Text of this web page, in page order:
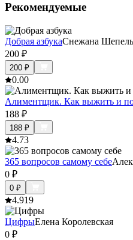
Рекомендуемые
Добрая азбукаСнежана Шепель
200 ₽
200 ₽
0.00
Алиментщик. Как выжить и
188 ₽
188 ₽
4.73
365 вопросов самому себе
0 ₽
0 ₽
4.919
ЦифрыЕлена Королевская
0 ₽